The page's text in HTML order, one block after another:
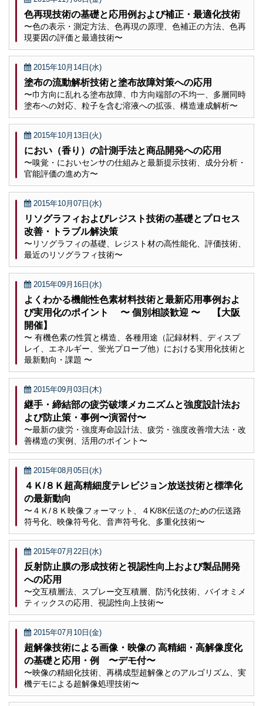
色再現技術の基礎と応用例および補正・最適化技術
〜色の表示・測定方法、色再現の原理、色補正の方法、色再
現要因の評価と最適技術〜
2015年10月14日(水)
塗布の流動解析技術と塗布故障対策への応用
〜巾方向に乱れる塗布故障、巾方向端部の不均一、多層同時
塗布への対応、粒子を含む溶液への拡張、構造連成解析〜
2015年10月13日(火)
におい（香り）の計測手法と商品開発への応用
〜嗅覚・においセンサの仕組みと最新提示技術、成分分析・
官能評価の進め方〜
2015年10月07日(水)
リソグラフィおよびレジスト技術の基礎とプロセス
改善・トラブル解決策
〜リソグラフィの基礎、レジスト材の高性能化、評価技術、
最近のリソグラフィ技術〜
2015年09月16日(水)
よくわかる機能性色素材料技術と最新応用事例およ
び実用化のポイント 〜 個別相談歓迎 〜 【大阪
開催】
〜 有機色素の性質と構造、各種用途（記録材料、ディスプ
レイ、エネルギー、蛍光プローブ他）における実用化技術と
最新動向・課題 〜
2015年09月03日(木)
継手・締結部の疲労破壊メカニズムと強度設計法お
よび防止策・事例〜演習付〜
〜最新の疲労・強度寿命設計法、疲労・強度改善増大法・改
善構造の実例、活用のポイント〜
2015年08月05日(水)
４Ｋ/８Ｋ超高精細度テレビジョン放送技術と標準化
の最新動向
〜４Ｋ/８Ｋ映像フォーマット、４K/8K伝送のための伝送路
符号化、映像符号化、音声符号化、多重化技術〜
2015年07月22日(水)
反射防止膜の形成技術と視認性向上および製品開発
への応用
〜交互積層法、スプレー交互積層、防汚化技術、バイオミメ
ティックスの応用、視認性向上技術〜
2015年07月10日(金)
超解像技術による画像・映像の 高精細・高解像度化
の基礎と応用・例 〜デモ付〜
〜映像の精細化技術、再構成型超解像とのアルゴリズム、実
機デモによる超解像処理技術〜